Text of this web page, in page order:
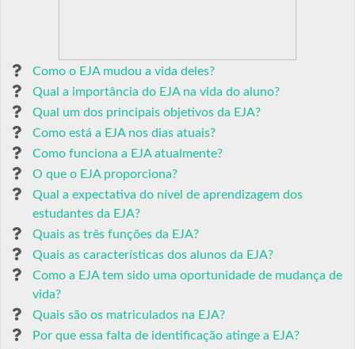
Como o EJA mudou a vida deles?
Qual a importância do EJA na vida do aluno?
Qual um dos principais objetivos da EJA?
Como está a EJA nos dias atuais?
Como funciona a EJA atualmente?
O que o EJA proporciona?
Qual a expectativa do nível de aprendizagem dos
estudantes da EJA?
Quais as três funções da EJA?
Quais as características dos alunos da EJA?
Como a EJA tem sido uma oportunidade de mudança de
vida?
Quais são os matriculados na EJA?
Por que essa falta de identificação atinge a EJA?